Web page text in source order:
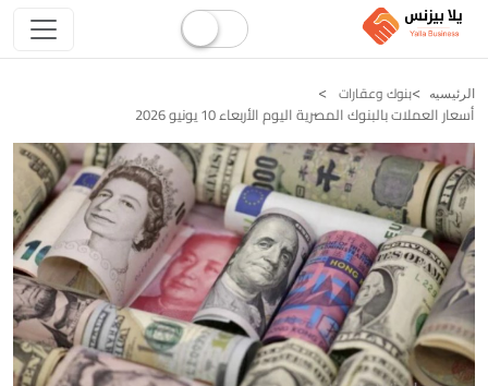
الرئيسيه بنوك وعقارات
أسعار العملات بالبنوك المصرية اليوم الأربعاء 10 يونيو 2026